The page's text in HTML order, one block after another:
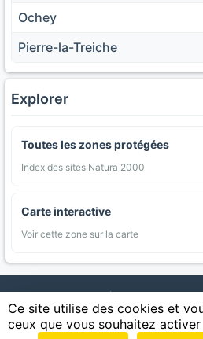
Ochey
Pierre-la-Treiche
Explorer
Toutes les zones protégées
Index des sites Natura 2000
Carte interactive
Voir cette zone sur la carte
AgriMap — Données agricoles
Appellations | Regions | Cultures |
Littoral | Espaces naturels | Statistiques
Ce site utilise des cookies et
ceux que vous souhaitez activer